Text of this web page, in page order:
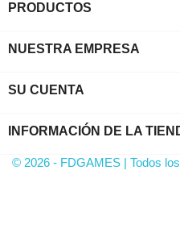
PRODUCTOS
NUESTRA EMPRESA
SU CUENTA
INFORMACIÓN DE LA
© 2026 - FDGAMES | Todos